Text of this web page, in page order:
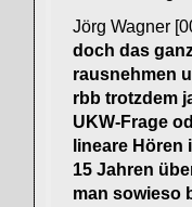
Jörg Wagner
doch das
rausnehmen
rbb trotzdem
UKW-Frage
lineare Hören
15 Jahren
man sowieso